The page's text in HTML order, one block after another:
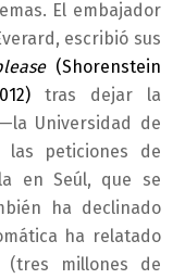
El embajador
escribió sus
(Shorenstein
tras dejar la
Universidad de
peticiones de
en Seúl, que se
ha declinado
ha relatado
(tres millones de